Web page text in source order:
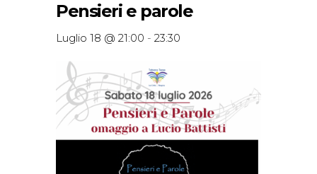
Pensieri e parole
Luglio 18 @ 21:00 - 23:30